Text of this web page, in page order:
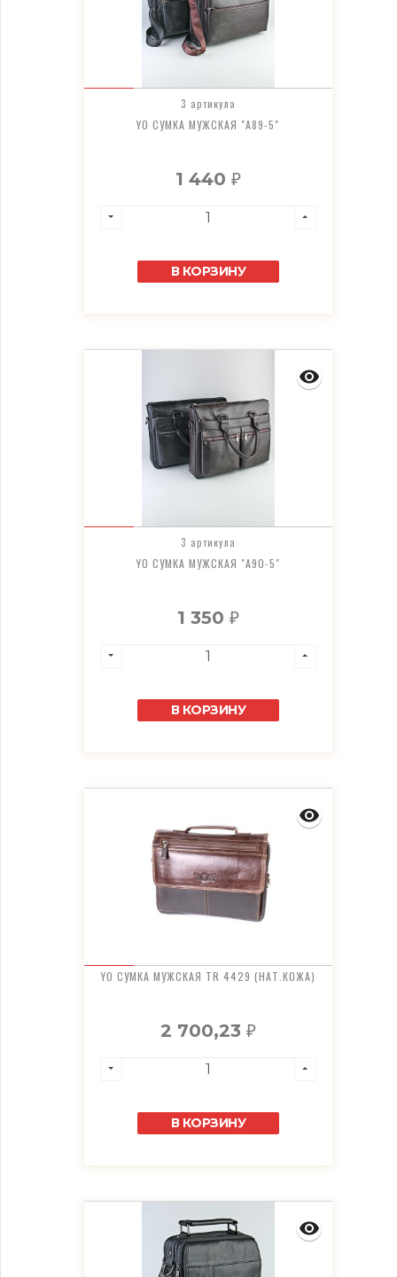
3 артикула
YO СУМКА МУЖСКАЯ "A89-5"
1 440 ₽
В КОРЗИНУ
3 артикула
YO СУМКА МУЖСКАЯ "A90-5"
1 350 ₽
В КОРЗИНУ
YO СУМКА МУЖСКАЯ TR 4429 (НАТ.КОЖА)
2 700,23 ₽
В КОРЗИНУ